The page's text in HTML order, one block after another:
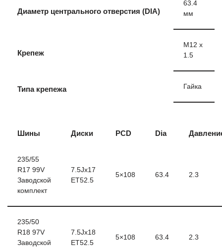
Диаметр центрального отверстия (DIA)
63.4
мм
Крепеж
M12 x
1.5
Типа крепежа Гайка
Шины Диски PCD Dia
235/55
R17 99V
Заводской
комплект
7.5Jx17
ET52.5
5×108 63.4 2.3
235/50
R18 97V
Заводской
7.5Jx18
ET52.5
5×108 63.4 2.3